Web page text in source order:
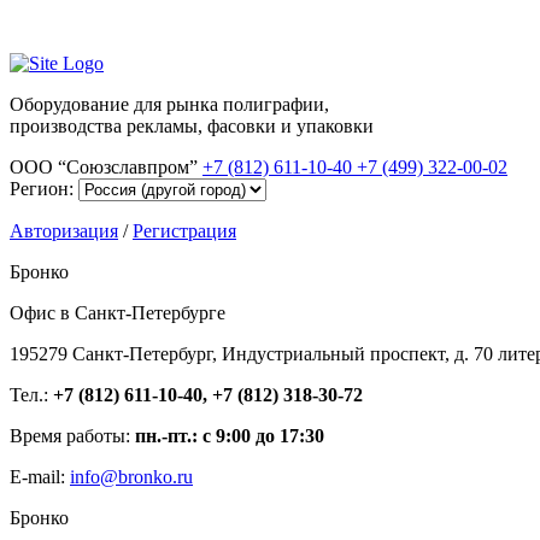
Оборудование для рынка полиграфии,
производства рекламы, фасовки и упаковки
ООО “Союзславпром” +7 (812) 611-10-40 +7 (499) 322-00-02
Регион:
Авторизация /Регистрация
Бронко
Офис в Санкт-Петербурге
195279 Санкт-Петербург, Индустриальный проспект, д. 70
Тел.: +7 (812) 611-10-40, +7 (812) 318-30-72
Время работы: пн.-пт.: с 9:00 до 17:30
E-mail: info@bronko.ru
Бронко